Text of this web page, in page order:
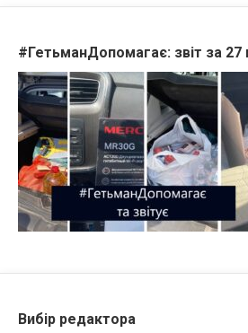
#ГетьманДопомагає: звіт за 27
Вибір редактора